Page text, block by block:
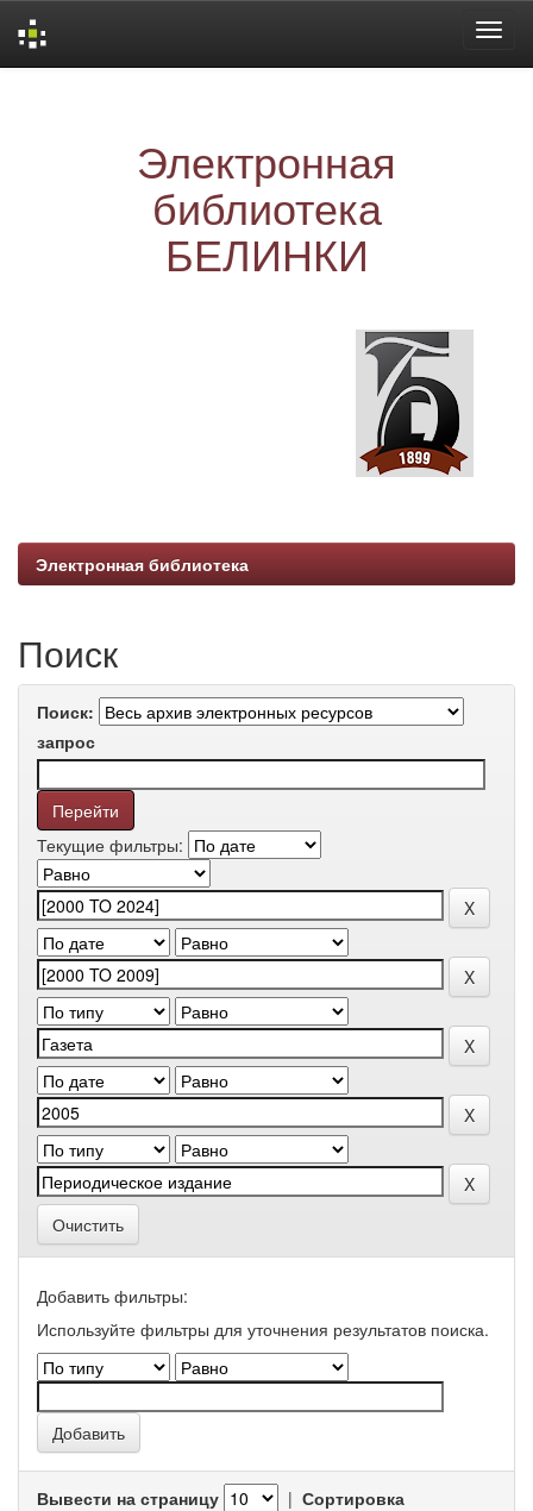
Электронная
библиотека
БЕЛИНКИ
Электронная библиотека
Поиск
Поиск:
запрос
Текущие фильтры:
Очистить
Добавить фильтры:
Используйте фильтры для уточнения результатов поиска.
Вывести на страницу | Сортировка